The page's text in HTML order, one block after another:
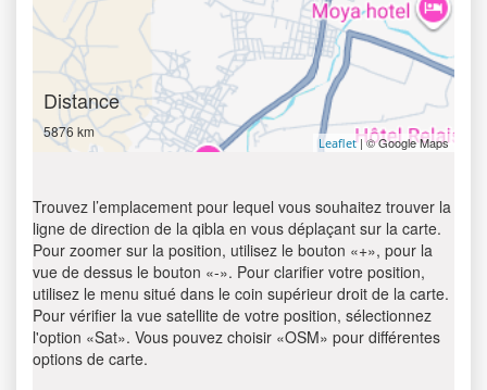
Distance
5876 km
Leaflet| © Google Maps
Trouvez l’emplacement pour lequel vous souhaitez trouver la
ligne de direction de la qibla en vous déplaçant sur la carte.
Pour zoomer sur la position, utilisez le bouton «+», pour la
vue de dessus le bouton «-». Pour clarifier votre position,
utilisez le menu situé dans le coin supérieur droit de la carte.
Pour vérifier la vue satellite de votre position, sélectionnez
l'option «Sat». Vous pouvez choisir «OSM» pour différentes
options de carte.